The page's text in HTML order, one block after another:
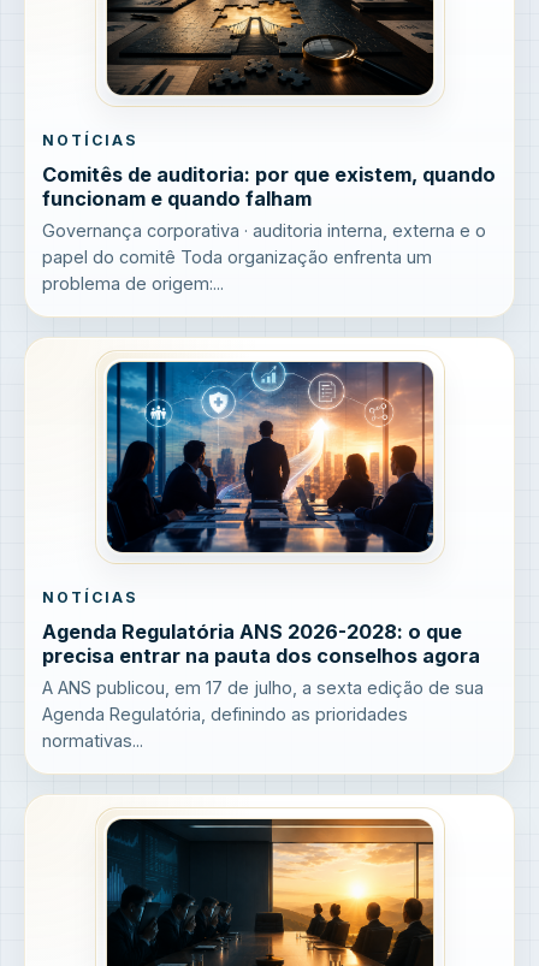
NOTÍCIAS
Comitês de auditoria: por que existem, quando
funcionam e quando falham
Governança corporativa · auditoria interna, externa e o
papel do comitê Toda organização enfrenta um
problema de origem:...
NOTÍCIAS
Agenda Regulatória ANS 2026-2028: o que
precisa entrar na pauta dos conselhos agora
A ANS publicou, em 17 de julho, a sexta edição de sua
Agenda Regulatória, definindo as prioridades
normativas...